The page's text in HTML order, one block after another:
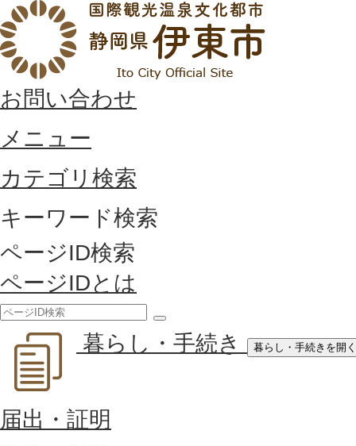
お問い合わせ
メニュー
カテゴリ検索
キーワード検索
ページID検索
ページIDとは
索
暮らし・手続き 暮らし・手続きを開く
届出・証明